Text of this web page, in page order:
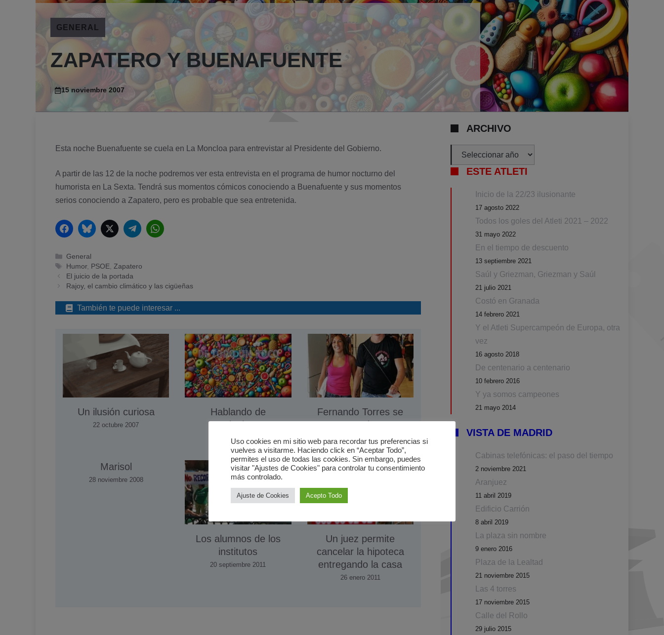
GENERAL
ZAPATERO Y BUENAFUENTE
15 noviembre 2007
Esta noche Buenafuente se cuela en La Moncloa para entrevistar al Presidente del Gobierno.
A partir de las 12 de la noche podremos ver esta entrevista en el programa de humor nocturno del
humorista en La Sexta. Tendrá sus momentos cómicos conociendo a Buenafuente y sus momentos
serios conociendo a Zapatero, pero es probable que sea entretenida.
FacebookBluesky Twitter Telegram
Categorías
General
Etiquetas
Humor, PSOE, Zapatero
El juicio de la portada
Rajoy, el cambio climático y las cigüeñas
También te puede interesar ...
Un ilusión curiosa
22 octubre 2007
Hablando de
ecologismo
6 noviembre 2007
Fernando Torres se
casó
28 mayo 2009
Marisol
28 noviembre 2008
Los alumnos de los
institutos
20 septiembre 2011
Un juez permite
cancelar la hipoteca
entregando la casa
26 enero 2011
ARCHIVO
Archivos
ESTE ATLETI
Inicio de la 22/23 ilusionante
17 agosto 2022
Todos los goles del Atleti 2021 – 2022
31 mayo 2022
En el tiempo de descuento
13 septiembre 2021
Saúl y Griezman, Griezman y Saúl
21 julio 2021
Costó en Granada
14 febrero 2021
Y el Atleti Supercampeón de Europa, otra
vez
16 agosto 2018
De centenario a centenario
10 febrero 2016
Y ya somos campeones
21 mayo 2014
VISTA DE MADRID
Cabinas telefónicas: el paso del tiempo
2 noviembre 2021
Aranjuez
11 abril 2019
Edificio Carrión
8 abril 2019
La plaza sin nombre
9 enero 2016
Plaza de la Lealtad
21 noviembre 2015
Las 4 torres
17 noviembre 2015
Calle del Rollo
29 julio 2015
Uso cookies en mi sitio web para recordar tus preferencias si
vuelves a visitarme. Haciendo click en “Aceptar Todo”,
permites el uso de todas las cookies. Sin embargo, puedes
visitar "Ajustes de Cookies" para controlar tu consentimiento
más controlado.
Ajuste de Cookies Acepto Todo